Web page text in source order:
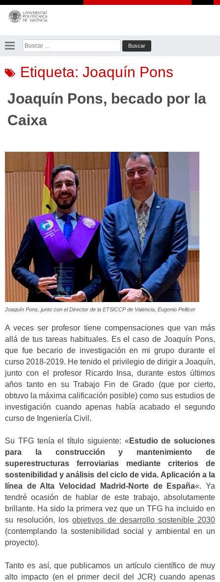
Saltar
contenido
Buscar:
Etiqueta: Joaquín Pons
Joaquín Pons, becado por la
Caixa
Joaquín Pons, junto con el Director de la ETSICCP de Valencia, Eugenio Pellicer
A veces ser profesor tiene compensaciones que van más
allá de tus tareas habituales. Es el caso de Joaquín Pons,
que fue becario de investigación en mi grupo durante el
curso 2018-2019. He tenido el privilegio de dirigir a Joaquín,
junto con el profesor Ricardo Insa, durante estos últimos
años tanto en su Trabajo Fin de Grado (que por cierto,
obtuvo la máxima calificación posible) como sus estudios de
investigación cuando apenas había acabado el segundo
curso de Ingeniería Civil.
Su TFG tenía el título siguiente: « Estudio de soluciones
para la construcción y mantenimiento de
superestructuras ferroviarias mediante criterios de
sostenibilidad y análisis del ciclo de vida. Aplicación a la
línea de Alta Velocidad Madrid-Norte de España«. Ya
tendré ocasión de hablar de este trabajo, absolutamente
brillante. Ha sido la primera vez que un TFG ha incluido en
su resolución, losobjetivos de desarrollo sostenible 2030
(contemplando la sostenibilidad social y ambiental en un
proyecto).
Tanto es así, que publicamos un artículo científico de muy
alto impacto (en el primer decil del JCR) cuando apenas